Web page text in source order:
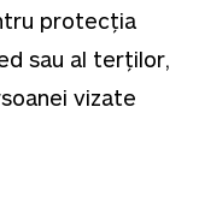
protecția
sau al terților,
vizate